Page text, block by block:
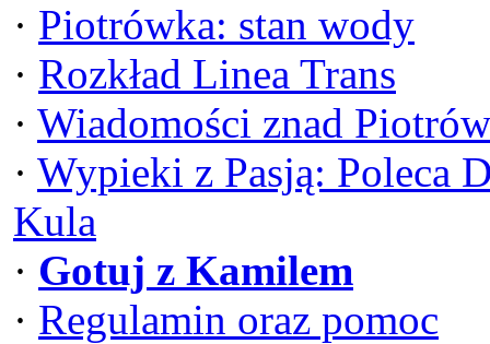
· Piotrówka: stan wody
· Rozkład Linea Trans
· Wiadomości znad
· Wypieki z Pasją: Poleca
Kula
· Gotuj z Kamilem
· Regulamin oraz pomoc